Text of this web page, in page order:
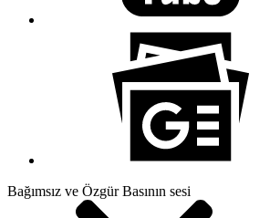
Bağımsız ve Özgür Basının sesi